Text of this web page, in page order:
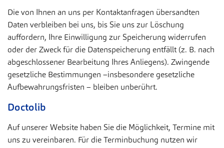
Die von Ihnen an uns per Kontaktanfragen übersandten
Daten verbleiben bei uns, bis Sie uns zur Löschung
auffordern, Ihre Einwilligung zur Speicherung widerrufen
oder der Zweck für die Datenspeicherung entfällt (z. B. nach
abgeschlossener Bearbeitung Ihres Anliegens). Zwingende
gesetzliche Bestimmungen –insbesondere gesetzliche
Aufbewahrungsfristen – bleiben unberührt.
Doctolib
Auf unserer Website haben Sie die Möglichkeit, Termine mit
uns zu vereinbaren. Für die Terminbuchung nutzen wir